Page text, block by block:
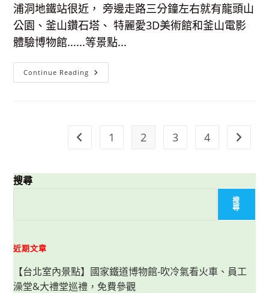
浦洞地鐵站很近， 旁邊走路三分鐘左右就有龍頭山
公園、釜山鑽石塔、 特麗愛3D美術館和釜山電影
體驗博物館......等景點...
Continue Reading 【釜
山
HOTEL
店-
景
點
多，
近
Go to the previous page
1 2 3 4 Go to
搜尋
搜
尋
近期文章
【台北室內景點】國家鐵道博物館-吹冷氣看火車、員工
澡堂&大禮堂巡禮，免費參觀